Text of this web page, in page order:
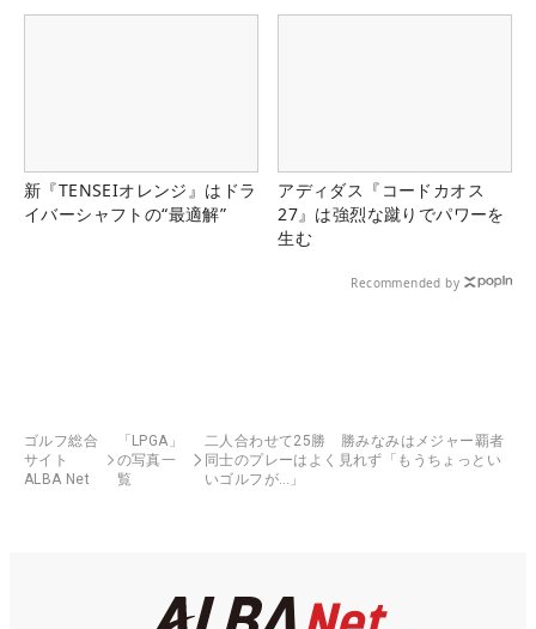
新『TENSEIオレンジ』はドラ
イバーシャフトの“最適解”
アディダス『コードカオス
27』は強烈な蹴りでパワーを
生む
Recommended by
ゴルフ総合
サイト
ALBA Net
「LPGA」
の写真一
覧
二人合わせて25勝 勝みなみはメジャー覇者
同士のプレーはよく見れず「もうちょっとい
いゴルフが…」